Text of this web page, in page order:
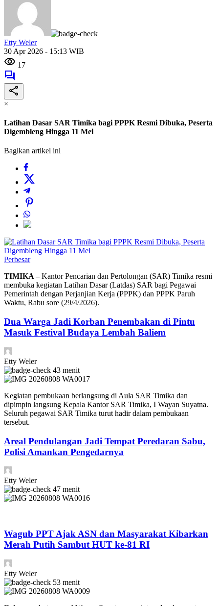
Etty Weler
30 Apr 2026 - 15:13 WIB
17
×
Latihan Dasar SAR Timika bagi PPPK Resmi Dibuka, Peserta
Digembleng Hingga 11 Mei
Bagikan artikel ini
Perbesar
TIMIKA –Kantor Pencarian dan Pertolongan (SAR) Timika resmi
membuka kegiatan Latihan Dasar (Latdas) SAR bagi Pegawai
Pemerintah dengan Perjanjian Kerja (PPPK) dan PPPK Paruh
Waktu, Rabu sore (29/4/2026).
Dua Warga Jadi Korban Penembakan di Pintu
Masuk Festival Budaya Lembah Baliem
Etty Weler
43 menit
Kegiatan pembukaan berlangsung di Aula SAR Timika dan
dipimpin langsung Kepala Kantor SAR Timika, I Wayan Suyatna.
Seluruh pegawai SAR Timika turut hadir dalam pembukaan
tersebut.
Areal Pendulangan Jadi Tempat Peredaran Sabu,
Polisi Amankan Pengedarnya
Etty Weler
47 menit
Wagub PPT Ajak ASN dan Masyarakat Kibarkan
Merah Putih Sambut HUT ke-81 RI
Etty Weler
53 menit